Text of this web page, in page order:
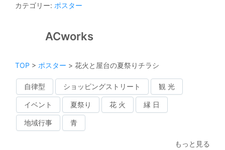
カテゴリー: ポスター
ACworks
TOP > ポスター > 花火と屋台の夏祭りチラシ
自律型 ショッピングストリート 観 光
イベント 夏祭り 花 火 縁 日
地域行事 青
もっと見る